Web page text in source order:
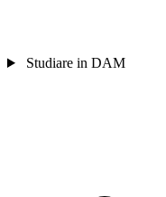
Studiare in DAM